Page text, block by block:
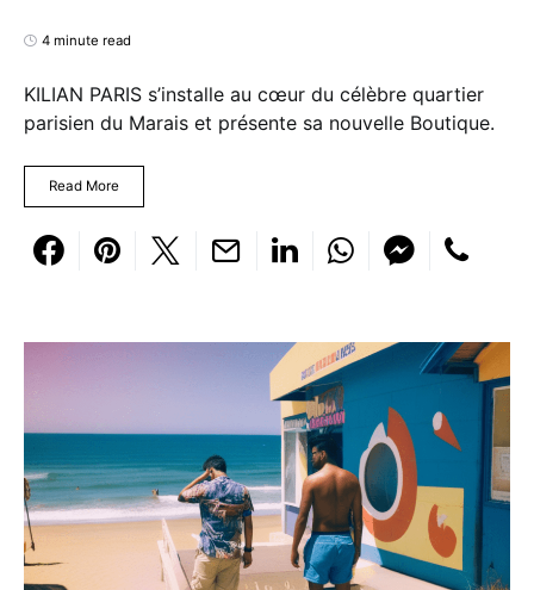
4 minute read
KILIAN PARIS s’installe au cœur du célèbre quartier
parisien du Marais et présente sa nouvelle Boutique.
Read More